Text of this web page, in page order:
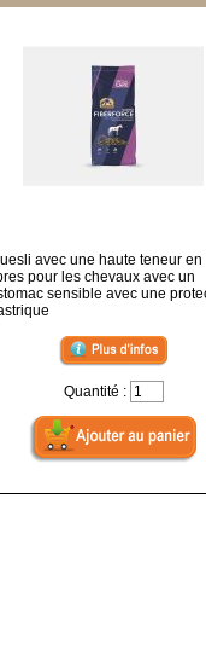
avec une haute teneur en
pour les chevaux avec un
sensible avec une
Quantité :